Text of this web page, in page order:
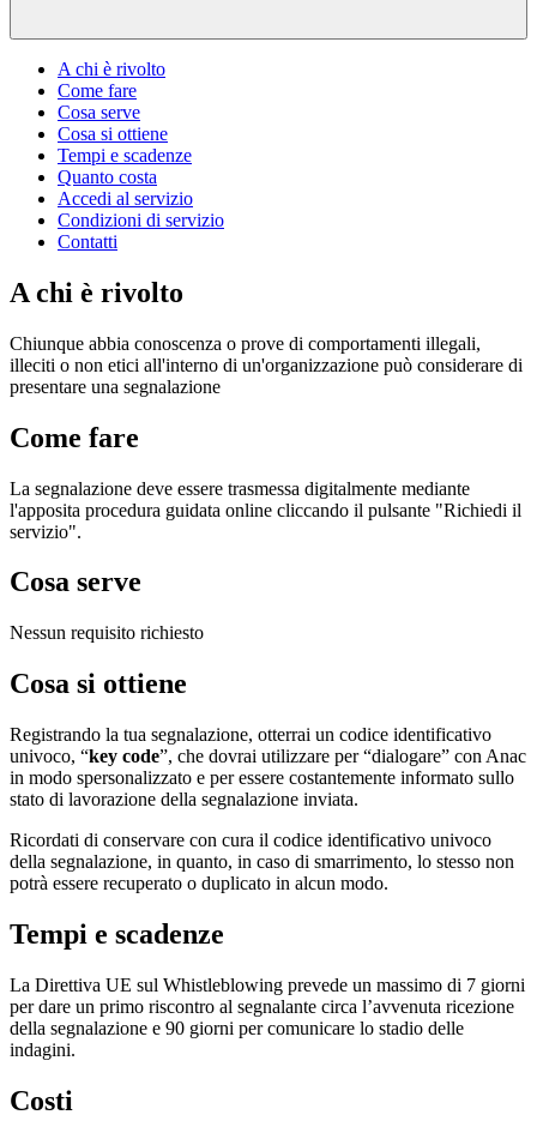
A chi è rivolto
Come fare
Cosa serve
Cosa si ottiene
Tempi e scadenze
Quanto costa
Accedi al servizio
Condizioni di servizio
Contatti
A chi è rivolto
Chiunque abbia conoscenza o prove di comportamenti illegali,
illeciti o non etici all'interno di un'organizzazione può considerare di
presentare una segnalazione
Come fare
La segnalazione deve essere trasmessa digitalmente mediante
l'apposita procedura guidata online cliccando il pulsante "Richiedi il
servizio".
Cosa serve
Nessun requisito richiesto
Cosa si ottiene
Registrando la tua segnalazione, otterrai un codice identificativo
univoco, “key code”, che dovrai utilizzare per “dialogare” con Anac
in modo spersonalizzato e per essere costantemente informato sullo
stato di lavorazione della segnalazione inviata.
Ricordati di conservare con cura il codice identificativo univoco
della segnalazione, in quanto, in caso di smarrimento, lo stesso non
potrà essere recuperato o duplicato in alcun modo.
Tempi e scadenze
La Direttiva UE sul Whistleblowing prevede un massimo di 7 giorni
per dare un primo riscontro al segnalante circa l’avvenuta ricezione
della segnalazione e 90 giorni per comunicare lo stadio delle
indagini.
Costi